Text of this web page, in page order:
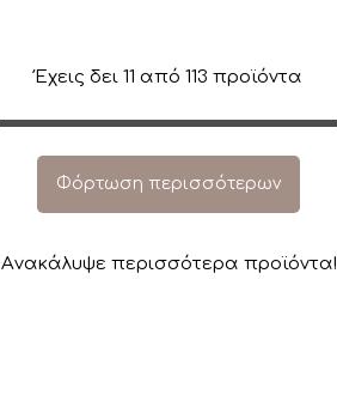
Έχεις δει 11 από 113 προϊόντα
Φόρτωση περισσότερων
Aνακάλυψε περισσότερα προϊόντα!